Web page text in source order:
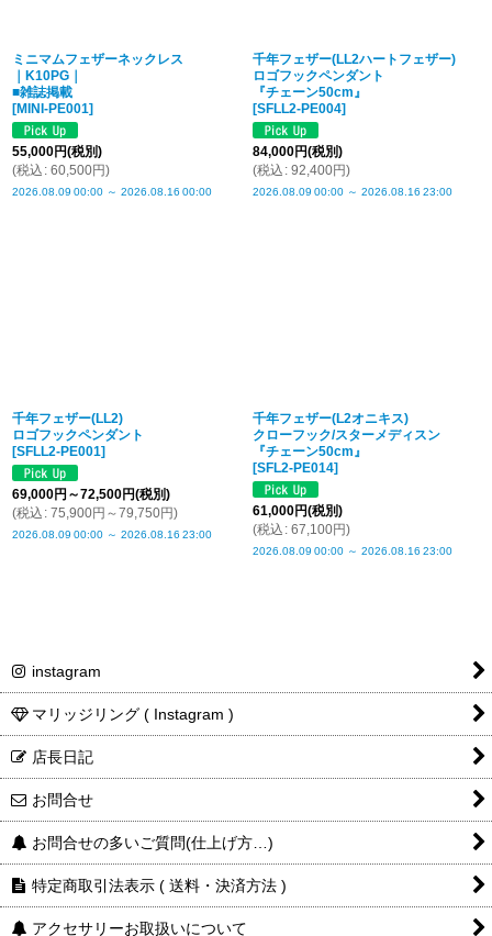
ミニマムフェザーネックレス
｜K10PG｜
■雑誌掲載
[MINI-PE001]
55,000円(税別)
(税込 : 60,500円)
2026.08.09 00:00 ～ 2026.08.16 00:00
千年フェザー(LL2ハートフェザー)
ロゴフックペンダント
『チェーン50cm』
[SFLL2-PE004]
84,000円(税別)
(税込 : 92,400円)
2026.08.09 00:00 ～ 2026.08.16 23:00
千年フェザー(LL2)
ロゴフックペンダント
[SFLL2-PE001]
69,000円 ～72,500円(税別)
(税込 : 75,900円 ～79,750円)
2026.08.09 00:00 ～ 2026.08.16 23:00
千年フェザー(L2オニキス)
クローフック/スターメディスン
『チェーン50cm』
[SFL2-PE014]
61,000円(税別)
(税込 : 67,100円)
2026.08.09 00:00 ～ 2026.08.16 23:00
instagram
マリッジリング ( Instagram )
店長日記
お問合せ
お問合せの多いご質問(仕上げ方…)
特定商取引法表示 ( 送料・決済方法 )
アクセサリーお取扱いについて